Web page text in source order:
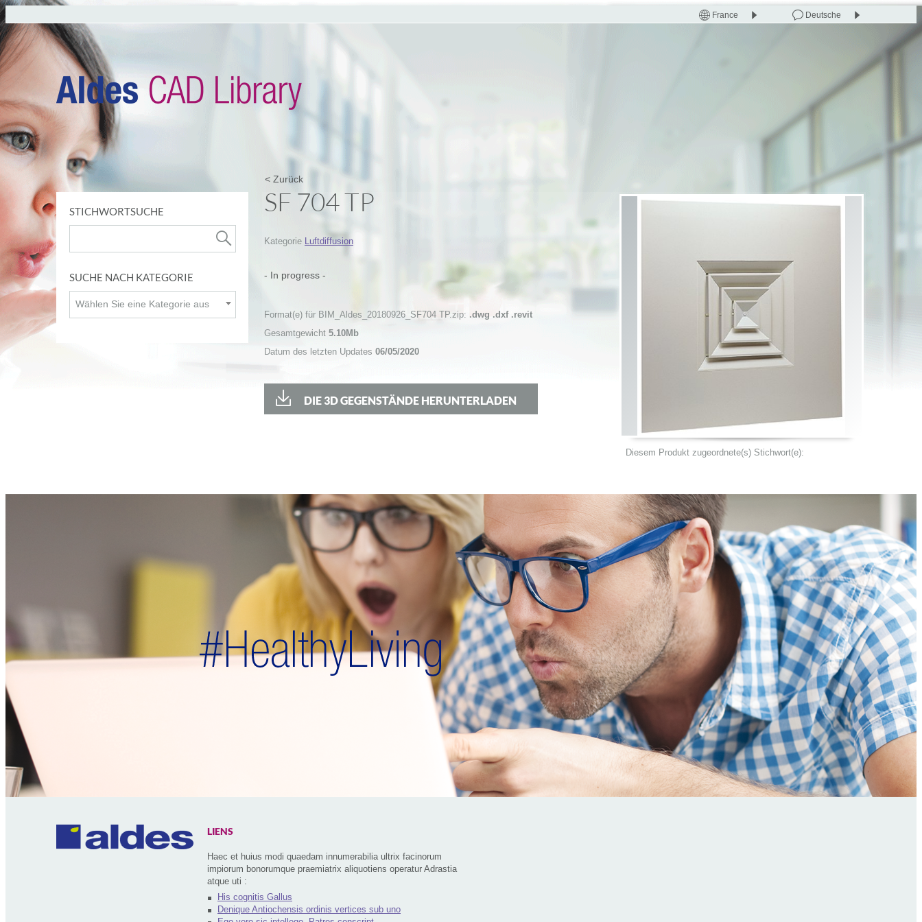
France Deutsche
< Zurück
STICHWORTSUCHE
SUCHE NACH KATEGORIE
Wählen Sie eine Kategorie aus
SF 704 TP
Kategorie Luftdiffusion
- In progress -
Format(e) für BIM_Aldes_20180926_SF704 TP.zip: .dwg .dxf .revit
Gesamtgewicht 5.10Mb
Datum des letzten Updates 06/05/2020
DIE 3D GEGENSTÄNDE HERUNTERLADEN
Diesem Produkt zugeordnete(s) Stichwort(e):
LIENS
Haec et huius modi quaedam innumerabilia ultrix facinorum
impiorum bonorumque praemiatrix aliquotiens operatur Adrastia
atque uti :
His cognitis Gallus
Denique Antiochensis ordinis vertices sub uno